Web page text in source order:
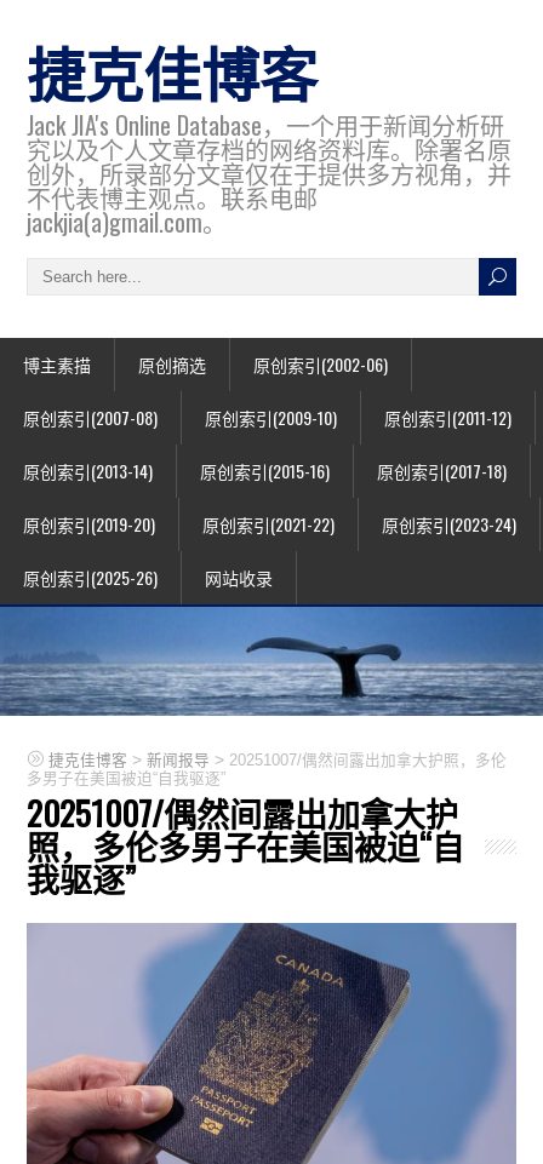
捷克佳博客
Jack JIA's Online Database，一个用于新闻分析研
究以及个人文章存档的网络资料库。除署名原
创外，所录部分文章仅在于提供多方视角，并
不代表博主观点。联系电邮
jackjia(a)gmail.com。
博主素描 原创摘选 原创索引(2002-06)
原创索引(2007-08) 原创索引(2009-10) 原创索引(2011-12)
原创索引(2013-14) 原创索引(2015-16) 原创索引(2017-18)
原创索引(2019-20) 原创索引(2021-22) 原创索引(2023-24)
原创索引(2025-26) 网站收录
捷克佳博客 >新闻报导 > 20251007/偶然间露出加拿大护照，多伦
多男子在美国被迫“自我驱逐”
20251007/偶然间露出加拿大护
照，多伦多男子在美国被迫“自
我驱逐”